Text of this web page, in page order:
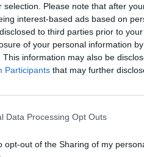
selection. Please note that after
interest-based ads based on
to third parties prior to
of your personal information
This information may also be
Participants that may further
Data Processing Opt Outs
opt-out of the Sharing of my